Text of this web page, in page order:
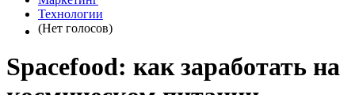
Технологии
(Нет голосов)
Spacefood: как заработать на